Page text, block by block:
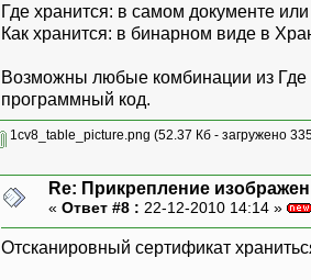
Где хранится: в самом документе
Как хранится: в бинарном виде в
Возможны любые комбинации из Где
программный код.
1cv8_table_picture.png (52.37 Кб - загружено
Re: Прикрепление
« Ответ #8 : 22-12-2010 14:14 »
Отсканировный сертификат